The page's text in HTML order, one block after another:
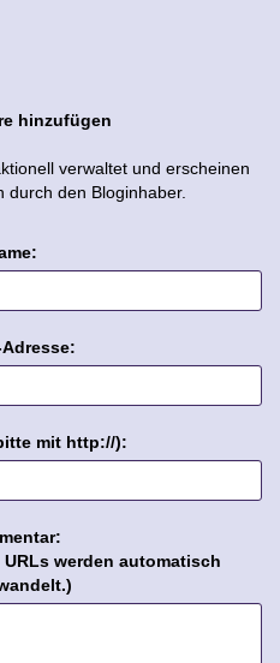
hinzufügen
verwaltet und erscheinen
durch den Bloginhaber.
mit http://):
werden automatisch